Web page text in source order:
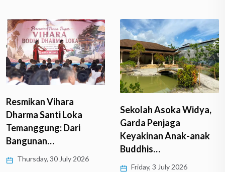
Resmikan Vihara
Dharma Santi Loka
Temanggung: Dari
Bangunan…
Thursday, 30 July 2026
Sekolah Asoka Widya,
Garda Penjaga
Keyakinan Anak-anak
Buddhis…
Friday, 3 July 2026